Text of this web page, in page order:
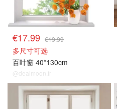
€17.99 €19.99
多尺寸可选
百叶窗 40*130cm
@dealmoon.fr
百叶窗/卷帘窗